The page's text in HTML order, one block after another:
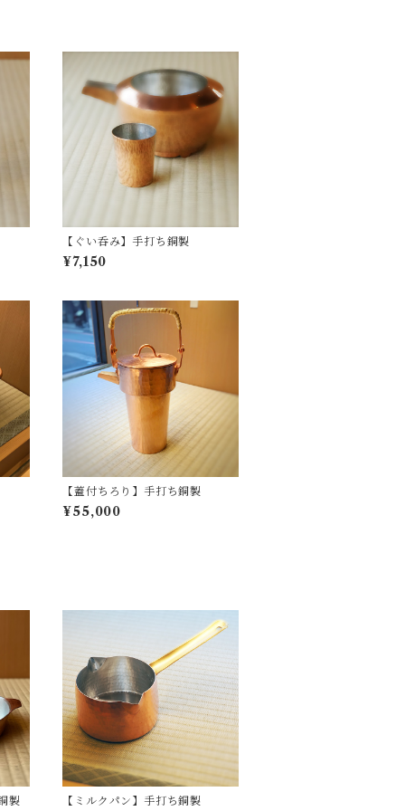
【ぐい呑み】手打ち銅製
¥7,150
【蓋付ちろり】手打ち銅製
¥55,000
製 【ミルクパン】手打ち銅製